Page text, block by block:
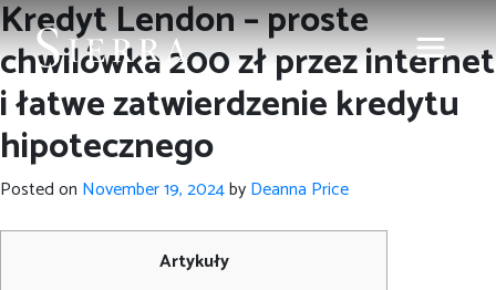
Kredyt Lendon – proste
chwilówka 200 zł przez internet
i łatwe zatwierdzenie kredytu
hipotecznego
Posted on November 19, 2024byDeanna Price
Artykuły